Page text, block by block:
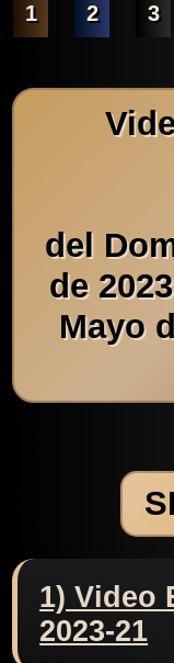
1 2 3
del
de
Mayo
1) Video
2023-21